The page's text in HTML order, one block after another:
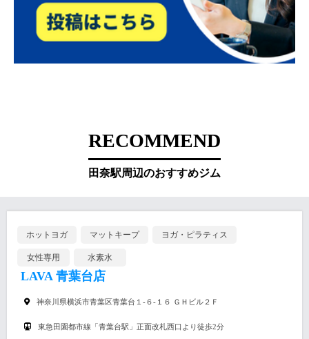
RECOMMEND
田奈駅周辺のおすすめジム
ホットヨガ マットキープ ヨガ・ピラティス
女性専用 水素水
LAVA 青葉台店
神奈川県横浜市青葉区青葉台１-６-１６ ＧＨビル２Ｆ
東急田園都市線「青葉台駅」正面改札西口より徒歩2分